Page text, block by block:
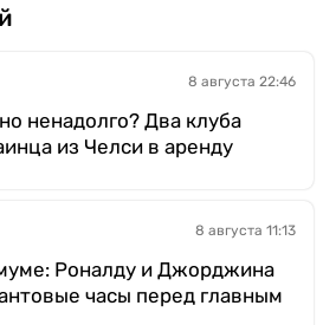
8 августа 22:46
ненадолго? Два клуба
из Челси в аренду
8 августа 11:13
Роналду и Джорджина
часы перед главным